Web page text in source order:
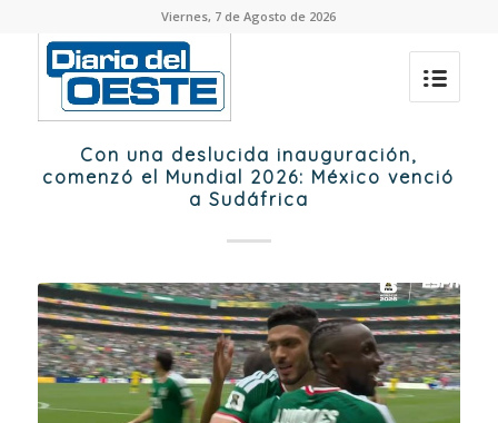
Viernes, 7 de Agosto de 2026
Con una deslucida inauguración,
comenzó el Mundial 2026: México venció
a Sudáfrica